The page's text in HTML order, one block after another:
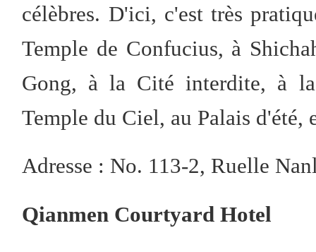
célèbres. D'ici, c'est très
Temple de Confucius, à
Gong, à la Cité interdite, à
Temple du Ciel, au Palais d'été,
Adresse : No. 113-2, Ruelle
Qianmen Courtyard Hotel